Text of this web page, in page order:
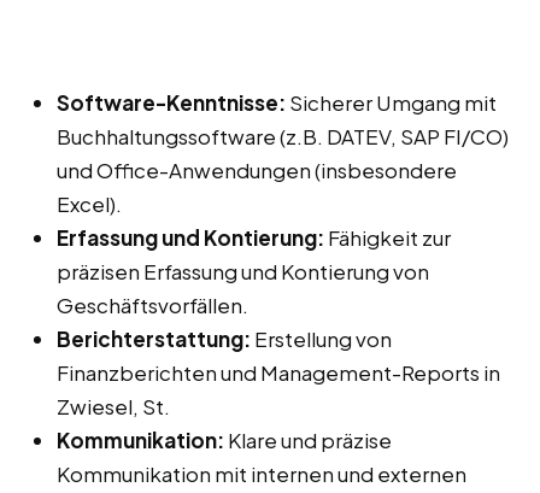
Software-Kenntnisse: Sicherer Umgang mit
Buchhaltungssoftware (z.B. DATEV, SAP FI/CO)
und Office-Anwendungen (insbesondere
Excel).
Erfassung und Kontierung: Fähigkeit zur
präzisen Erfassung und Kontierung von
Geschäftsvorfällen.
Berichterstattung: Erstellung von
Finanzberichten und Management-Reports in
Zwiesel, St.
Kommunikation: Klare und präzise
Kommunikation mit internen und externen